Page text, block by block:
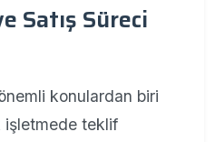
Satış Süreci
konulardan biri
işletmede teklif